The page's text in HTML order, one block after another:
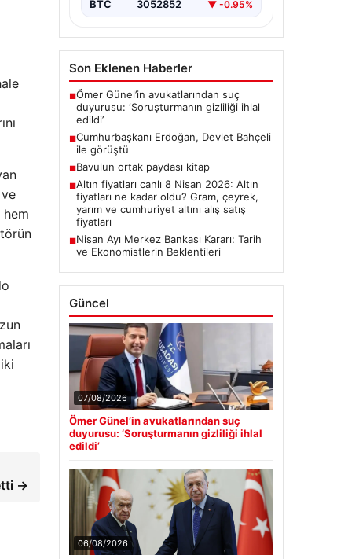
hem
→
BTC 3052852 ▼ -0.95%
Son Eklenen Haberler
■Ömer Günel’in avukatlarından suç
duyurusu: ‘Soruşturmanın gizliliği ihlal
edildi’
■Cumhurbaşkanı Erdoğan, Devlet Bahçeli
ile görüştü
■Bavulun ortak paydası kitap
■Altın fiyatları canlı 8 Nisan 2026: Altın
fiyatları ne kadar oldu? Gram, çeyrek,
yarım ve cumhuriyet altını alış satış
fiyatları
■Nisan Ayı Merkez Bankası Kararı: Tarih
ve Ekonomistlerin Beklentileri
Güncel
07/08/2026
Ömer Günel’in avukatlarından suç
duyurusu: ‘Soruşturmanın gizliliği ihlal
edildi’
06/08/2026